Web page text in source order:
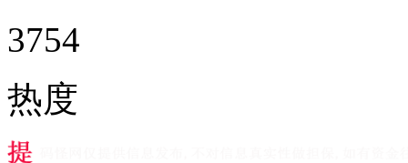
3754
热度